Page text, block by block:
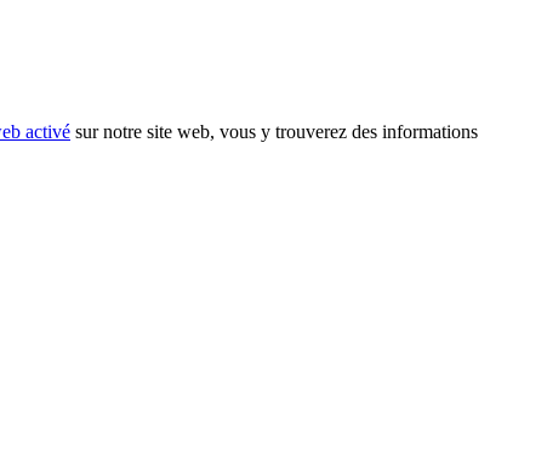
activé sur notre site web, vous y trouverez des informations